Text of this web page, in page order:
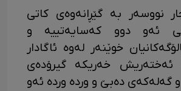
نووسەر بە گێڕانەوەی کاتی
ئەو دوو کەسایەتییە و
خوێنەر لەوە ئاگادار
ئەختەریش خەریکە گیرۆدەی
گەلەکەی دەبێ و وردە وردە ئەو